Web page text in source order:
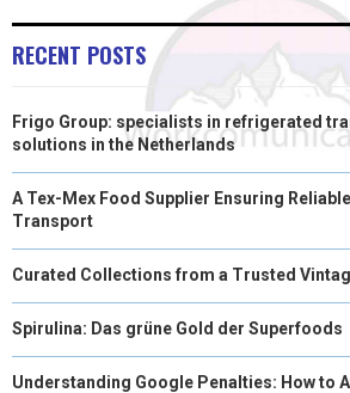
RECENT POSTS
Frigo Group: specialists in refrigerated
solutions in the Netherlands
A Tex-Mex Food Supplier Ensuring
Transport
Curated Collections from a Trusted
Spirulina: Das grüne Gold der Superfoods
Understanding Google Penalties: How to